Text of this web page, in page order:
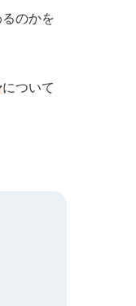
のかを
について